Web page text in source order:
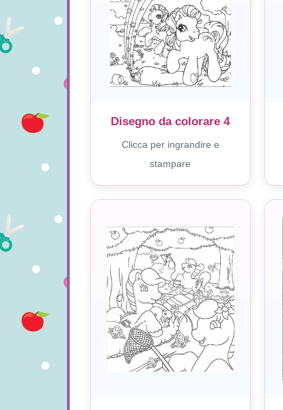
Disegno da colorare 4
Clicca per ingrandire e
stampare